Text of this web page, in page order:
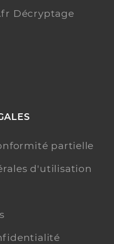
Décryptage
partielle
d'utilisation